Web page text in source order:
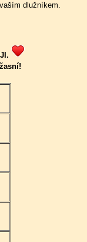
dlužníkem.